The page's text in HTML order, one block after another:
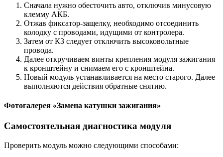
Сначала нужно обесточить авто, отключив минусовую
клемму АКБ.
Отжав фиксатор-защелку, необходимо отсоединить
колодку с проводами, идущими от контролера.
Затем от КЗ следует отключить высоковольтные
провода.
Далее откручиваем винты крепления модуля зажигания
к кронштейну и снимаем его с кронштейна.
Новый модуль устанавливается на место старого. Далее
выполняются действия обратные снятию.
Фотогалерея «Замена катушки зажигания»
Самостоятельная диагностика модуля
Проверить модуль можно следующими способами: